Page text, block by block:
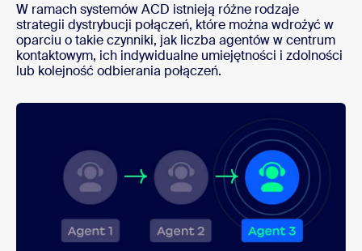
W ramach systemów ACD istnieją różne rodzaje
strategii dystrybucji połączeń, które można wdrożyć w
oparciu o takie czynniki, jak liczba agentów w centrum
kontaktowym, ich indywidualne umiejętności i zdolności
lub kolejność odbierania połączeń.